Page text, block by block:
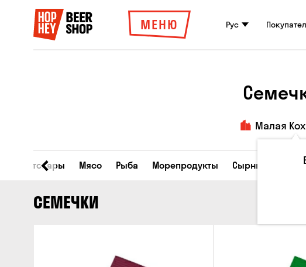
МЕНЮ Рус
Малая
Все товары Мясо Рыба Морепродукты Сырные закуски
СЕМЕЧКИ